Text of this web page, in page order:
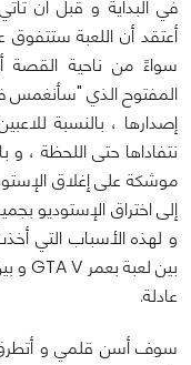
في البداية و قبل أن
أعتقد أن اللعبة
سواءً من ناحية القصة
المفتوح الذي "سأنغمس
إصدارها ، بالنسبة
موشكة على إغلاق
و لهذه الأسباب التي
عادلة.
سوف أسن قلمي و أتطرق